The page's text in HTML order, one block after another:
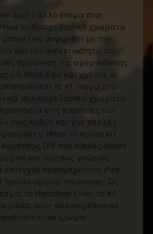
άλλο όνομα στα
πολυουρεθανικά χρώματα
μπορεί να συγκριθεί με την
και την ανθεκτικότητα του
προιόντος της αμερικάνικης
J-B Weld. Εδώ και χρόνια, οι
το #1 όνομα στα
πολυουρεθανικά χρώματα
στις καρότσες των
τους καθώς και για πολλές
Ήταν το πρώτο κιτ
DIY που κυκλοφόρησε
και αμέσως γνώρισε
επιτυχία προσφέροντας ένα
προϊόν υψηλής ποιότητας. Ως
το Herculiner είναι το #1
μόνος σου» πολυουρεθανικό
χρώμα.